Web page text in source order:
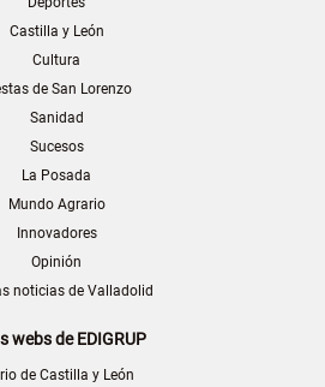
Castilla y León
Cultura
de San Lorenzo
Sanidad
Sucesos
La Posada
Mundo Agrario
Innovadores
Opinión
noticias de Valladolid
webs de EDIGRUP
de Castilla y León